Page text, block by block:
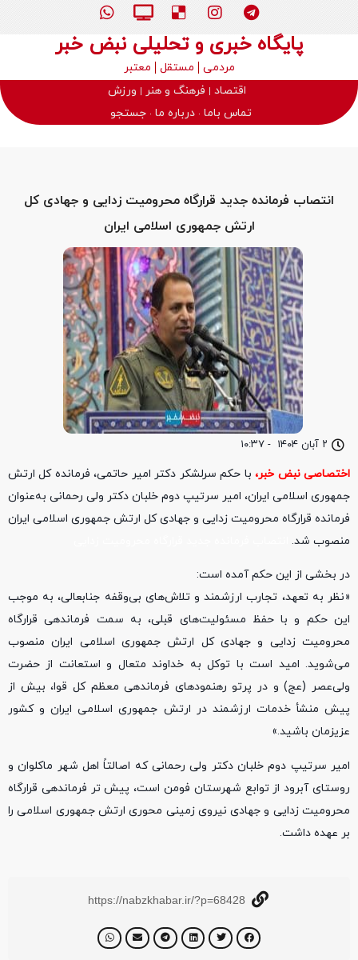
پایگاه خبری و تحلیلی نبض خبر
مردمی مستقل
معتبر
اقتصاد
فرهنگ و هنر
ورزش
تماس باما درباره ما جستجو
۲ آبان ۱۴۰۴ - ۱۰:۳۷
انتصاب فرمانده جدید قرارگاه محرومیت زدایی و جهادی کل
ارتش جمهوری اسلامی ایران
اختصاصی نبض خبر،با حکم سرلشکر دکتر امیر حاتمی، فرمانده کل ارتش
جمهوری اسلامی ایران، امیر سرتیپ دوم خلبان دکتر ولی رحمانی به‌عنوان
فرمانده قرارگاه محرومیت زدایی و جهادی کل ارتش جمهوری اسلامی ایران
منصوب شد.
در بخشی از این حکم آمده است:
«نظر به تعهد، تجارب ارزشمند و تلاش‌های بی‌وقفه جنابعالی، به موجب
این حکم و با حفظ مسئولیت‌های قبلی، به سمت فرماندهی قرارگاه
محرومیت زدایی و جهادی کل ارتش جمهوری اسلامی ایران منصوب
می‌شوید. امید است با توکل به خداوند متعال و استعانت از حضرت
ولی‌عصر (عج) و در پرتو رهنمودهای فرماندهی معظم کل قوا، بیش از
پیش منشأ خدمات ارزشمند در ارتش جمهوری اسلامی ایران و کشور
عزیزمان باشید.»
امیر سرتیپ دوم خلبان دکتر ولی رحمانی که اصالتاً اهل شهر ماکلوان و
روستای آبرود از توابع شهرستان فومن است، پیش تر فرماندهی قرارگاه
محرومیت زدایی و جهادی نیروی زمینی محوری ارتش جمهوری اسلامی را
بر عهده داشت.
https://nabzkhabar.ir/?p=68428